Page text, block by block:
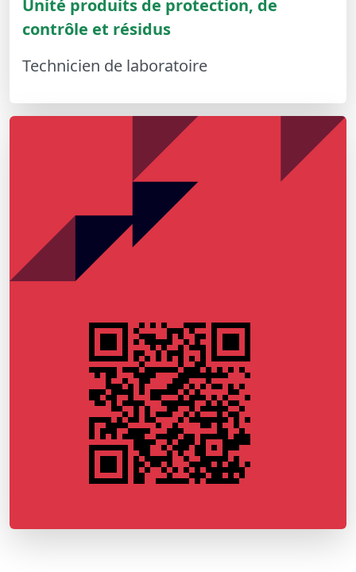
Unité produits de protection, de
contrôle et résidus
Technicien de laboratoire